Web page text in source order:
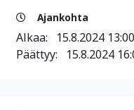
Ajankohta
Alkaa: 15.8.2024 13:00
Päättyy: 15.8.2024